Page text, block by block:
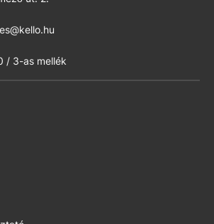
/ 3-as mellék